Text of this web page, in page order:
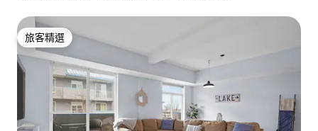
旅客精選
旅客精選